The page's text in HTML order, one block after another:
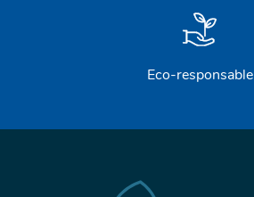
Eco-responsable